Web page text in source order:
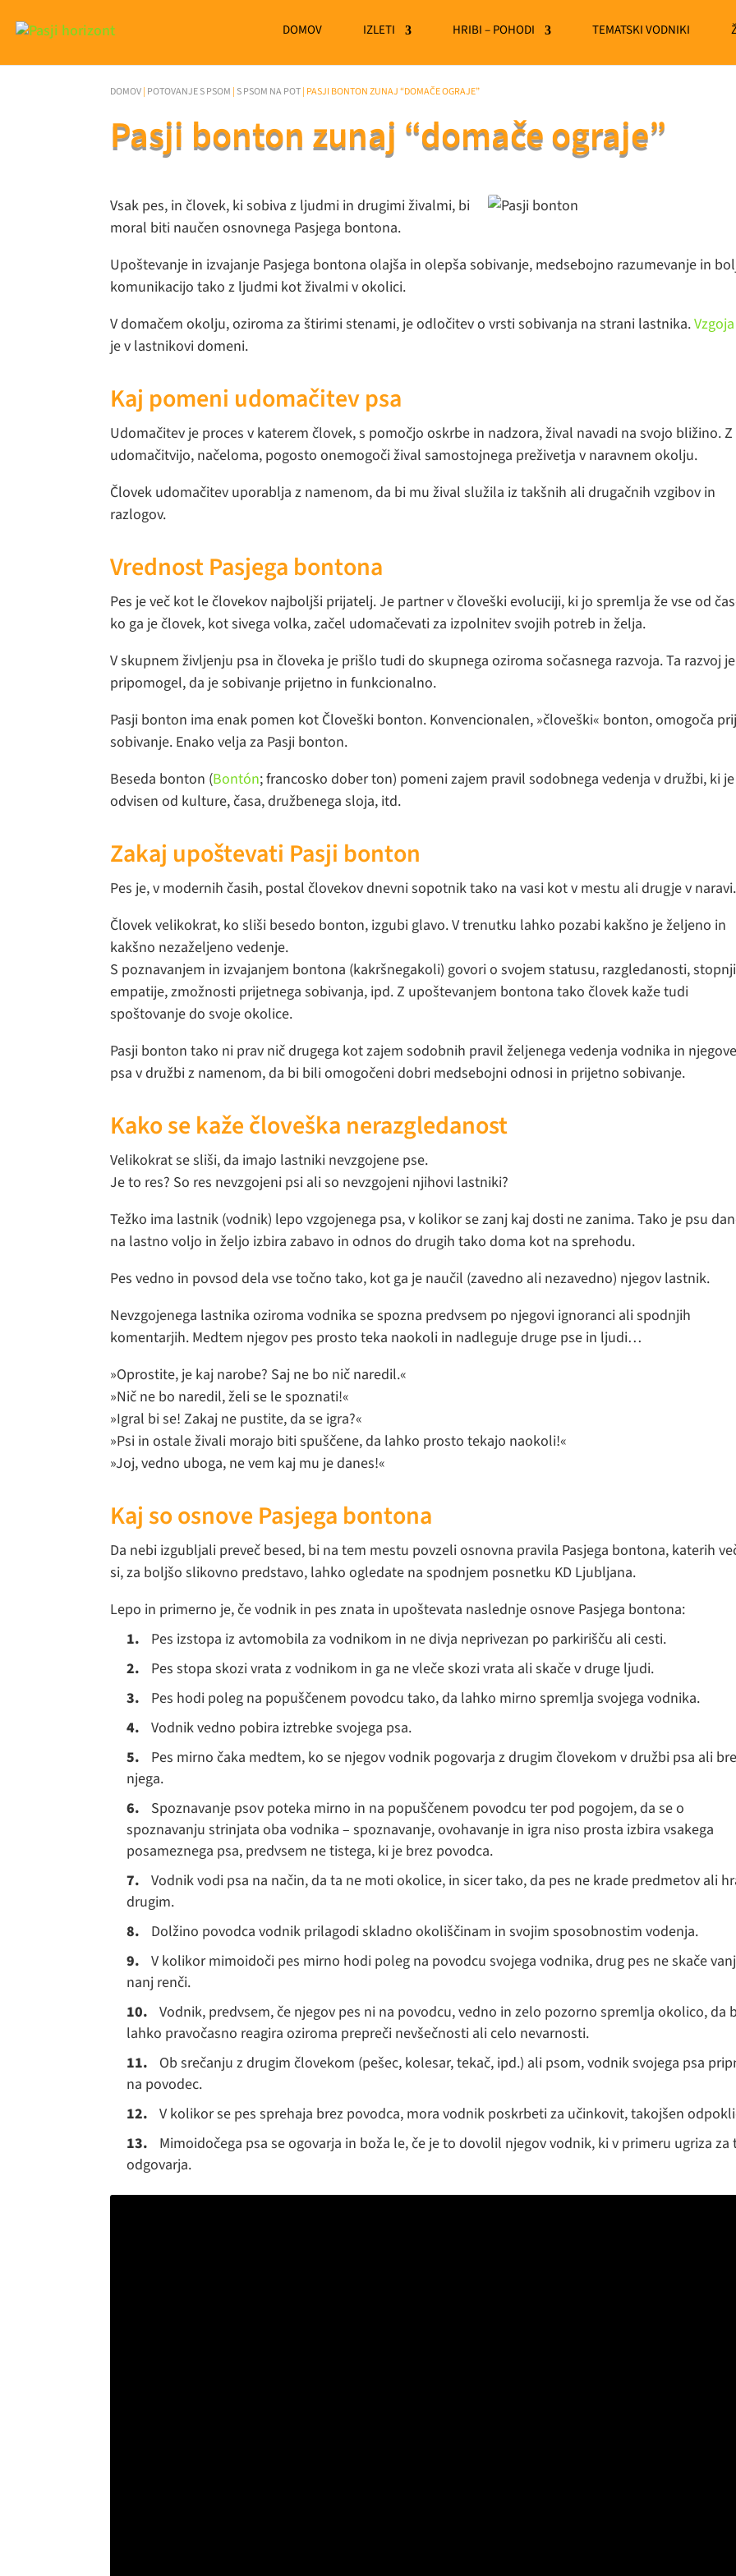
DOMOV IZLETI HRIBI – POHODI TEMATSKI VODNIKI
DOMOV| POTOVANJE S PSOM | S PSOM NA POT| PASJI BONTON ZUNAJ “DOMAČE OGRAJE”
Pasji bonton zunaj “domače ograje”
Vsak pes, in človek, ki sobiva z ljudmi in drugimi živalmi, bi
moral biti naučen osnovnega Pasjega bontona.
Upoštevanje in izvajanje Pasjega bontona olajša in olepša sobivanje, medsebojno razumevanje in
komunikacijo tako z ljudmi kot živalmi v okolici.
V domačem okolju, oziroma za štirimi stenami, je odločitev o vrsti sobivanja na strani lastnika.
je v lastnikovi domeni.
Kaj pomeni udomačitev psa
Udomačitev je proces v katerem človek, s pomočjo oskrbe in nadzora, žival navadi na svojo bližino. Z
udomačitvijo, načeloma, pogosto onemogoči žival samostojnega preživetja v naravnem okolju.
Človek udomačitev uporablja z namenom, da bi mu žival služila iz takšnih ali drugačnih vzgibov in
razlogov.
Vrednost Pasjega bontona
Pes je več kot le človekov najboljši prijatelj. Je partner v človeški evoluciji, ki jo spremlja že vse od
ko ga je človek, kot sivega volka, začel udomačevati za izpolnitev svojih potreb in želja.
V skupnem življenju psa in človeka je prišlo tudi do skupnega oziroma sočasnega razvoja. Ta razvoj je
pripomogel, da je sobivanje prijetno in funkcionalno.
Pasji bonton ima enak pomen kot Človeški bonton. Konvencionalen, »človeški« bonton, omogoča
sobivanje. Enako velja za Pasji bonton.
Beseda bonton (Bontón; francosko dober ton) pomeni zajem pravil sodobnega vedenja v družbi, ki je
odvisen od kulture, časa, družbenega sloja, itd.
Zakaj upoštevati Pasji bonton
Pes je, v modernih časih, postal človekov dnevni sopotnik tako na vasi kot v mestu ali drugje v naravi.
Človek velikokrat, ko sliši besedo bonton, izgubi glavo. V trenutku lahko pozabi kakšno je željeno in
kakšno nezaželjeno vedenje.
S poznavanjem in izvajanjem bontona (kakršnegakoli) govori o svojem statusu, razgledanosti, stopnji
empatije, zmožnosti prijetnega sobivanja, ipd. Z upoštevanjem bontona tako človek kaže tudi
spoštovanje do svoje okolice.
Pasji bonton tako ni prav nič drugega kot zajem sodobnih pravil željenega vedenja vodnika in
psa v družbi z namenom, da bi bili omogočeni dobri medsebojni odnosi in prijetno sobivanje.
Kako se kaže človeška nerazgledanost
Velikokrat se sliši, da imajo lastniki nevzgojene pse.
Je to res? So res nevzgojeni psi ali so nevzgojeni njihovi lastniki?
Težko ima lastnik (vodnik) lepo vzgojenega psa, v kolikor se zanj kaj dosti ne zanima. Tako je psu
na lastno voljo in željo izbira zabavo in odnos do drugih tako doma kot na sprehodu.
Pes vedno in povsod dela vse točno tako, kot ga je naučil (zavedno ali nezavedno) njegov lastnik.
Nevzgojenega lastnika oziroma vodnika se spozna predvsem po njegovi ignoranci ali spodnjih
komentarjih. Medtem njegov pes prosto teka naokoli in nadleguje druge pse in ljudi…
»Oprostite, je kaj narobe? Saj ne bo nič naredil.«
»Nič ne bo naredil, želi se le spoznati!«
»Igral bi se! Zakaj ne pustite, da se igra?«
»Psi in ostale živali morajo biti spuščene, da lahko prosto tekajo naokoli!«
»Joj, vedno uboga, ne vem kaj mu je danes!«
Kaj so osnove Pasjega bontona
Da nebi izgubljali preveč besed, bi na tem mestu povzeli osnovna pravila Pasjega bontona, katerih
si, za boljšo slikovno predstavo, lahko ogledate na spodnjem posnetku KD Ljubljana.
Lepo in primerno je, če vodnik in pes znata in upoštevata naslednje osnove Pasjega bontona:
Pes izstopa iz avtomobila za vodnikom in ne divja neprivezan po parkirišču ali cesti.
Pes stopa skozi vrata z vodnikom in ga ne vleče skozi vrata ali skače v druge ljudi.
Pes hodi poleg na popuščenem povodcu tako, da lahko mirno spremlja svojega vodnika.
Vodnik vedno pobira iztrebke svojega psa.
Pes mirno čaka medtem, ko se njegov vodnik pogovarja z drugim človekom v družbi psa ali
njega.
Spoznavanje psov poteka mirno in na popuščenem povodcu ter pod pogojem, da se o
spoznavanju strinjata oba vodnika – spoznavanje, ovohavanje in igra niso prosta izbira vsakega
posameznega psa, predvsem ne tistega, ki je brez povodca.
Vodnik vodi psa na način, da ta ne moti okolice, in sicer tako, da pes ne krade predmetov ali
drugim.
Dolžino povodca vodnik prilagodi skladno okoliščinam in svojim sposobnostim vodenja.
V kolikor mimoidoči pes mirno hodi poleg na povodcu svojega vodnika, drug pes ne skače
nanj renči.
Vodnik, predvsem, če njegov pes ni na povodcu, vedno in zelo pozorno spremlja okolico, da
lahko pravočasno reagira oziroma prepreči nevšečnosti ali celo nevarnosti.
Ob srečanju z drugim človekom (pešec, kolesar, tekač, ipd.) ali psom, vodnik svojega psa
na povodec.
V kolikor se pes sprehaja brez povodca, mora vodnik poskrbeti za učinkovit, takojšen
Mimoidočega psa se ogovarja in boža le, če je to dovolil njegov vodnik, ki v primeru ugriza za
odgovarja.